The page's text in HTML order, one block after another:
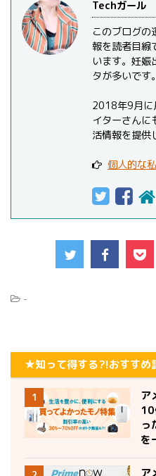
Techガール
このブログの
報を読者目線
います。妊娠
タが多いです。
2018年9月に
イターさんに
活情報を提供
個人的な
-
★知って得する?!おすす
1
ア
っ
を
ア